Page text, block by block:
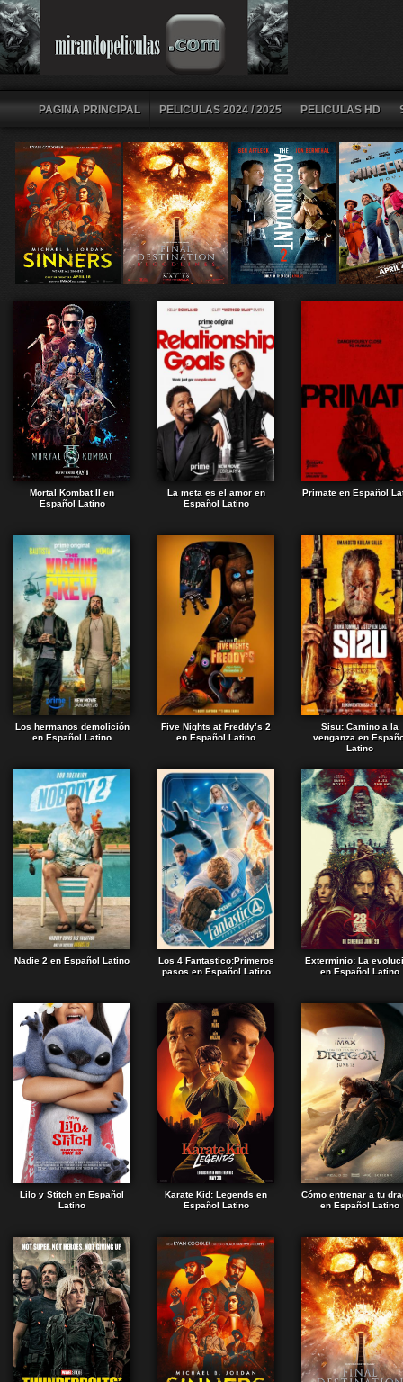
PAGINA PRINCIPAL PELICULAS 2024 / 2025 PELICULAS HD
Mortal Kombat II en
Español Latino
La meta es el amor en
Español Latino
Primate en Español
Los hermanos demolición
en Español Latino
Five Nights at Freddy’s 2
en Español Latino
Sisu: Camino a la
venganza en
Latino
Nadie 2 en Español Latino
Los 4 Fantastico:Primeros
pasos en Español Latino
Exterminio: La
en Español Latino
Lilo y Stitch en Español
Latino
Karate Kid: Legends en
Español Latino
Cómo entrenar a tu
en Español Latino